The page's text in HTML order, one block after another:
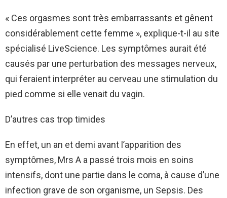
« Ces orgasmes sont très embarrassants et gênent
considérablement cette femme », explique-t-il au site
spécialisé LiveScience. Les symptômes aurait été
causés par une perturbation des messages nerveux,
qui feraient interpréter au cerveau une stimulation du
pied comme si elle venait du vagin.
D’autres cas trop timides
En effet, un an et demi avant l’apparition des
symptômes, Mrs A a passé trois mois en soins
intensifs, dont une partie dans le coma, à cause d’une
infection grave de son organisme, un Sepsis. Des